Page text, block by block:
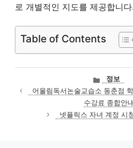
로 개별적인 지도를 제공합니
Table of Contents
카
테
고
리
정보
어울림독서논술교습소 동춘점
수강료 종합안내
넷플릭스 자녀 계정 시